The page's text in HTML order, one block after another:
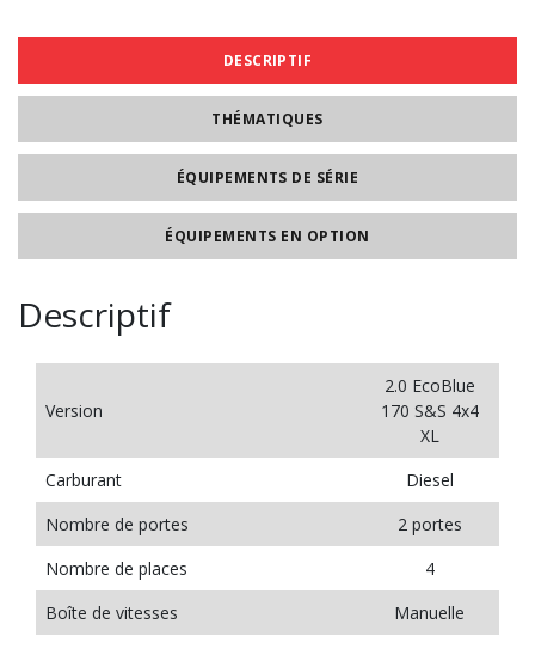
DESCRIPTIF
THÉMATIQUES
ÉQUIPEMENTS DE SÉRIE
ÉQUIPEMENTS EN OPTION
Descriptif
Version
2.0 EcoBlue
170 S&S 4x4
XL
Carburant
Diesel
Nombre de portes
2 portes
Nombre de places
4
Boîte de vitesses
Manuelle